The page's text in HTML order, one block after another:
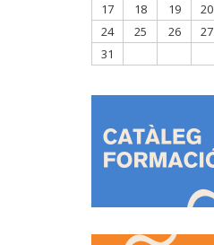
17
18 19 20
24
25 26 27
31